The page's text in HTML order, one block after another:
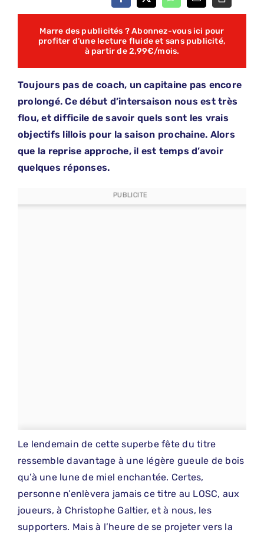
Marre des publicités ? Abonnez-vous ici pour
profiter d’une lecture fluide et sans publicité,
à partir de 2,99€/mois.
Toujours pas de coach, un capitaine pas encore
prolongé. Ce début d’intersaison nous est très
flou, et difficile de savoir quels sont les vrais
objectifs lillois pour la saison prochaine. Alors
que la reprise approche, il est temps d’avoir
quelques réponses.
PUBLICITE
Le lendemain de cette superbe fête du titre
ressemble davantage à une légère gueule de bois
qu’à une lune de miel enchantée. Certes,
personne n’enlèvera jamais ce titre au LOSC, aux
joueurs, à Christophe Galtier, et à nous, les
supporters. Mais à l’heure de se projeter vers la